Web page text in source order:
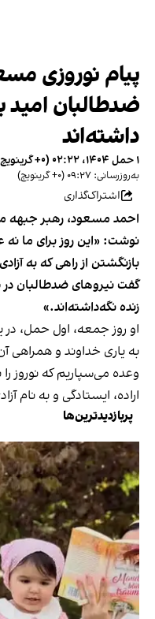
پیام نوروزی
ضدطالبان امید
داشته‌اند
۱ حمل ۱۴۰۴، ۰۲:۲۲ (‎+۰ گرینویچ)
به‌روزرسانی: ۰۹:۲۷ (‎+۰ گرینویچ)
اشتراک‌گذاری
احمد مسعود، رهبر جبهه
نوشت: «این روز برای ما
بازنگشتن از راهی که به
گفت نیروهای ضدطالبان در
زنده نگه‌داشته‌اند.»
او روز جمعه، اول حمل،
به یاری خداوند و همراهی
وعده می‌سپاریم که نوروز
اراده، ایستادگی و به نام
پربازدیدترین‌ها